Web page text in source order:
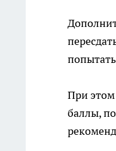
При этом
баллы,